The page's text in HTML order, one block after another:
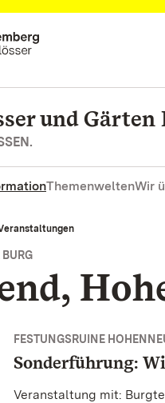
und
ThemenweltenWir
BURG
FESTUNGSRUINE
Sonderführung:
Veranstaltung mit: